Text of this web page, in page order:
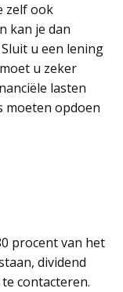
zelf ook
kan je dan
u een lening
u zeker
lasten
moeten opdoen
procent van het
dividend
contacteren.